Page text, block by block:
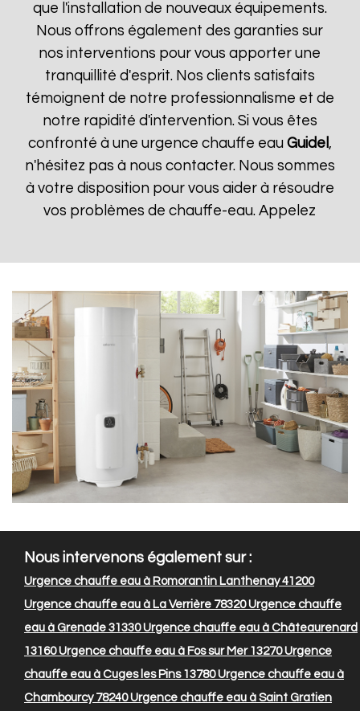
que l'installation de nouveaux équipements.
Nous offrons également des garanties sur
nos interventions pour vous apporter une
tranquillité d'esprit. Nos clients satisfaits
témoignent de notre professionnalisme et de
notre rapidité d'intervention. Si vous êtes
confronté à une urgence chauffe eau Guidel ,
n'hésitez pas à nous contacter. Nous sommes
à votre disposition pour vous aider à résoudre
vos problèmes de chauffe-eau. Appelez
Nous intervenons également sur :
Urgence chauffe eau à Romorantin Lanthenay 41200
Urgence chauffe eau à La Verrière 78320Urgence chauffe
eau à Grenade 31330Urgence chauffe eau à Châteaurenard
13160Urgence chauffe eau à Fos sur Mer 13270Urgence
chauffe eau à Cuges les Pins 13780Urgence chauffe eau à
Chambourcy 78240Urgence chauffe eau à Saint Gratien